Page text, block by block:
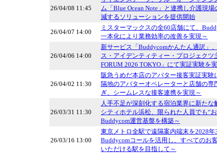
26/04/08 11:45
ム「Blue Ocean Note」と連携し介護現
減するソリューションを提供開始
26/04/07 14:00
ミスターマックスの全60店舗にて、
一本化により業務効率の改善を実現～
26/04/06 14:00
新サービス「Buddycomかんたん通訳」
ス・アイデンティティー・プロジェクツ
FORUM 2026 TOKYO」にて実証実験を
26/04/02 11:30
阪急うめだ本店のアバター接客実証実験
隔地のアバターオペレーターと店舗の専
ぎ、シームレスな接客連携を実現～
26/03/31 11:30
人手不足が深刻化する宿泊業界に新た
シティホテル浜松、限られた人員でも“
Buddycom運営基盤を構築～
26/03/16 13:00
東京メトロ全駅で遠隔案内端末を2028
Buddycomコールを活用し、すべてのお
いただける駅を目指して～